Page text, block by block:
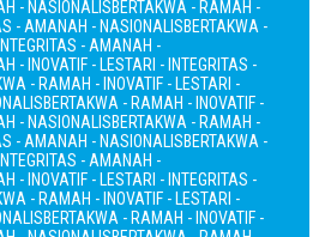
- NASIONALISBERTAKWA - RAMAH -
- AMANAH - NASIONALISBERTAKWA -
- AMANAH -
- INOVATIF - LESTARI - INTEGRITAS -
- RAMAH - INOVATIF - LESTARI -
BERTAKWA - RAMAH - INOVATIF -
- NASIONALISBERTAKWA - RAMAH -
- AMANAH - NASIONALISBERTAKWA -
- AMANAH -
- INOVATIF - LESTARI - INTEGRITAS -
- RAMAH - INOVATIF - LESTARI -
BERTAKWA - RAMAH - INOVATIF -